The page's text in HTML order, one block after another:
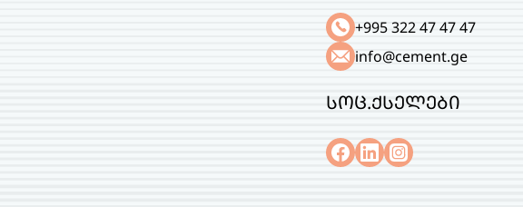
+995 322 47 47 47
info@cement.ge
სოც.ქსელები